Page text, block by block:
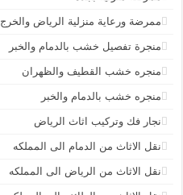
ممرضة ورعاية منزلية الرياض والخرج
منجرة تفصيل خشب بالدمام والخبر
منجره خشب القطيف والظهران
منجره خشب بالدمام والخبر
نجار فك وتركيب اثاث الرياض
نقل الاثاث من الدمام الى المملكه
نقل الاثاث من الرياض الى المملكه